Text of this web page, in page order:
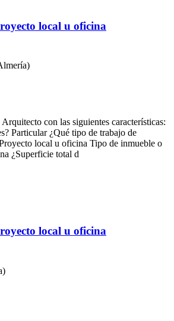
local u oficina
con las siguientes características:
Particular ¿Qué tipo de trabajo de
local u oficina Tipo de inmueble o
¿Superficie total d
local u oficina